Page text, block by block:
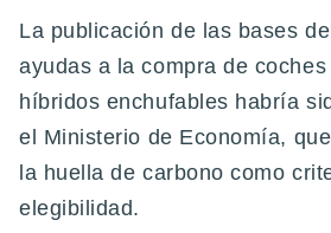
La publicación de las bases
ayudas a la compra de
híbridos enchufables habría
el Ministerio de Economía,
la huella de carbono como
elegibilidad.